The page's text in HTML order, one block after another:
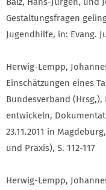
Gestaltungsfragen
Jugendhilfe, in: Evang.
Herwig-Lempp,
Einschätzungen eines
Bundesverband
entwickeln,
23.11.2011 in
und Praxis), S. 112-117
Herwig-Lempp,